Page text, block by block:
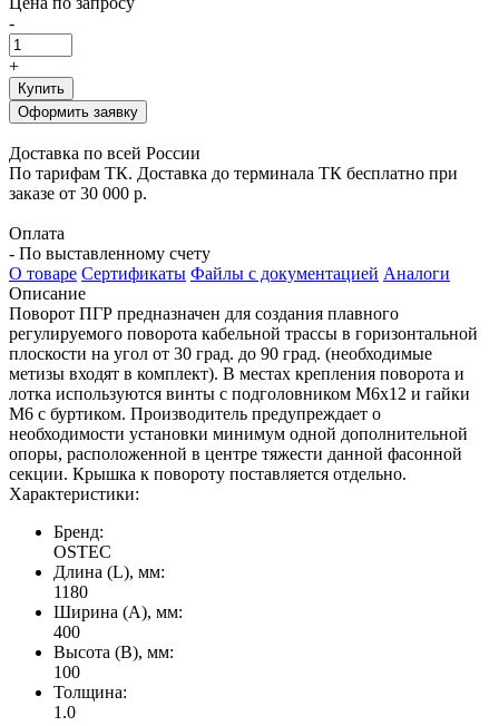
-
+
Купить
Оформить заявку
Доставка по всей России
По тарифам ТК. Доставка до терминала ТК бесплатно при
заказе от 30 000 р.
Оплата
- По выставленному счету
О товаре Сертификаты Файлы с документацией Аналоги
Описание
Поворот ПГР предназначен для создания плавного
регулируемого поворота кабельной трассы в горизонтальной
плоскости на угол от 30 град. до 90 град. (необходимые
метизы входят в комплект). В местах крепления поворота и
лотка используются винты с подголовником М6х12 и гайки
М6 с буртиком. Производитель предупреждает о
необходимости установки минимум одной дополнительной
опоры, расположенной в центре тяжести данной фасонной
секции. Крышка к повороту поставляется отдельно.
Характеристики:
Бренд:
OSTEC
Длина (L), мм:
1180
Ширина (А), мм:
400
Высота (В), мм:
100
Толщина:
1.0